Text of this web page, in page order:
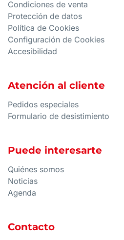
Condiciones de venta
Protección de datos
Política de Cookies
Configuración de Cookies
Accesibilidad
Atención al cliente
Pedidos especiales
Formulario de desistimiento
Puede interesarte
Quiénes somos
Noticias
Agenda
Contacto